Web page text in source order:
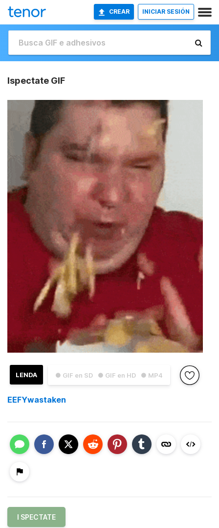
CREAR INICIAR SESIÓN
Ispectate GIF
● GIF en SD ● GIF en HD ● MP4
LENDA
EEFYwastaken
I SPECTATE